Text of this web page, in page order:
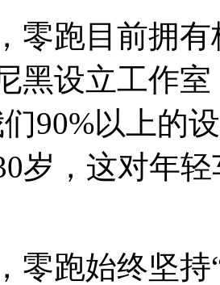
零跑目前拥
黑设立工作
90%以上的
岁，这对年
零跑始终坚